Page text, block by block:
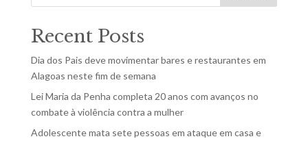
Recent Posts
Dia dos Pais deve movimentar bares e restaurantes em
Alagoas neste fim de semana
Lei Maria da Penha completa 20 anos com avanços no
combate à violência contra a mulher
Adolescente mata sete pessoas em ataque em casa e